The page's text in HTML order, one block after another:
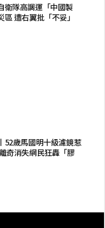
衛隊高調運「中國製
遭右翼批「不妥」
52歲馬國明十級濾鏡惹
奇消失網民狂轟「膠